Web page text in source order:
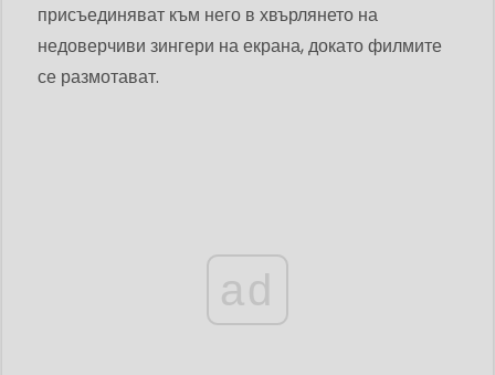
присъединяват към него в хвърлянето на
недоверчиви зингери на екрана, докато филмите
се размотават.
ad